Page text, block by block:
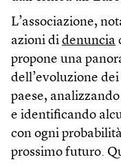
L’associazione,
azioni di denuncia
propone una
dell’evoluzione
paese,
e identificando
con ogni
prossimo futuro.